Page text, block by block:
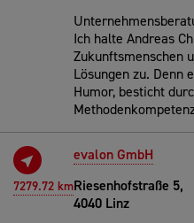
Ich halte Andreas
Zukunftsmenschen
Lösungen zu. Denn
Humor, besticht
7279.72 km
evalon GmbH
Riesenhofstraße 5,
4040 Linz